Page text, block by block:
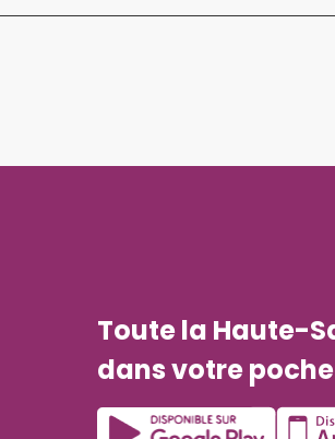
Toute la Haute-
dans votre poche